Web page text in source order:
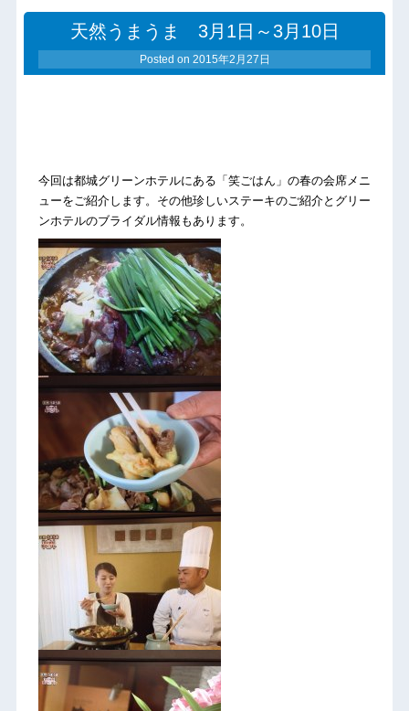
天然うまうま 3月1日～3月10日
Posted on 2015年2月27日
今回 は都城グリーンホテルにある「笑ごはん」の春の会席メニ
ューをご紹介します。その他珍しいステーキのご紹介とグリー
ンホテルのブライダル情報もあります。